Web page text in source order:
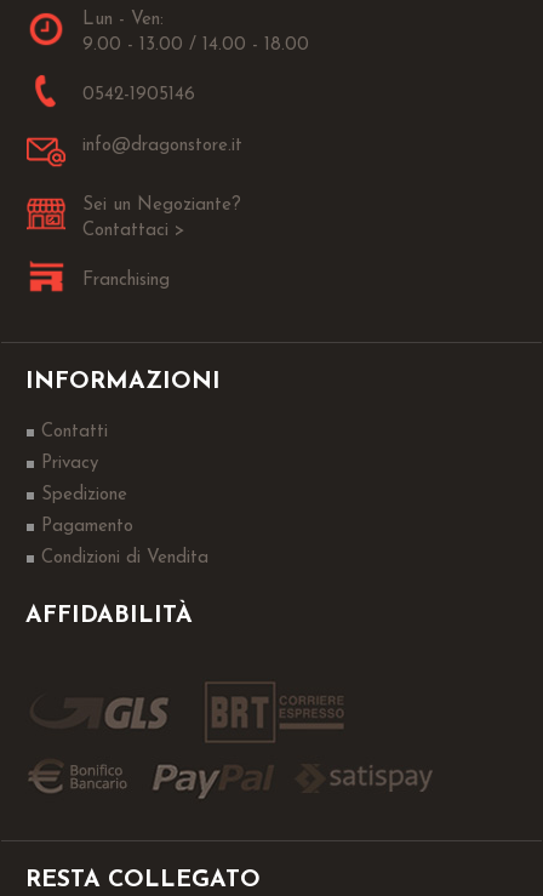
Lun - Ven:
9.00 - 13.00 / 14.00 - 18.00
0542-1905146
info@dragonstore.it
Sei un Negoziante?
Contattaci >
Franchising
INFORMAZIONI
Contatti
Privacy
Spedizione
Pagamento
Condizioni di Vendita
AFFIDABILITÀ
RESTA COLLEGATO